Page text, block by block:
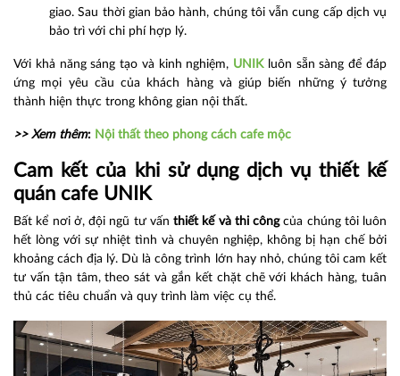
giao. Sau thời gian bảo hành, chúng tôi vẫn cung cấp dịch vụ
bảo trì với chi phí hợp lý.
Với khả năng sáng tạo và kinh nghiệm, UNIKluôn sẵn sàng để đáp
ứng mọi yêu cầu của khách hàng và giúp biến những ý tưởng
thành hiện thực trong không gian nội thất.
>> Xem thêm: Nội thất theo phong cách cafe mộc
Cam kết của khi sử dụng dịch vụ thiết kế
quán cafe UNIK
Bất kể nơi ở, đội ngũ tư vấn thiết kế và thi côngcủa chúng tôi luôn
hết lòng với sự nhiệt tình và chuyên nghiệp, không bị hạn chế bởi
khoảng cách địa lý. Dù là công trình lớn hay nhỏ, chúng tôi cam kết
tư vấn tận tâm, theo sát và gắn kết chặt chẽ với khách hàng, tuân
thủ các tiêu chuẩn và quy trình làm việc cụ thể.